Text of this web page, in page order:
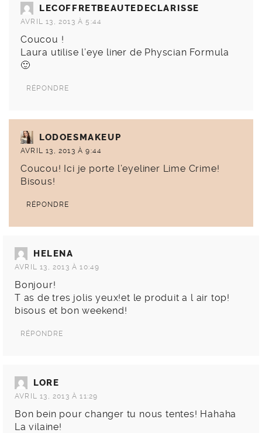
LECOFFRETBEAUTEDECLARISSE
AVRIL 13, 2013 À 5:44
Coucou !
Laura utilise l’eye liner de Physcian Formula
🙂
RÉPONDRE
LODOESMAKEUP
AVRIL 13, 2013 À 9:44
Coucou! Ici je porte l’eyeliner Lime Crime!
Bisous!
RÉPONDRE
HELENA
AVRIL 13, 2013 À 10:49
Bonjour!
T as de tres jolis yeux!et le produit a l air top!
bisous et bon weekend!
RÉPONDRE
LORE
AVRIL 13, 2013 À 11:29
Bon bein pour changer tu nous tentes! Hahaha
La vilaine!